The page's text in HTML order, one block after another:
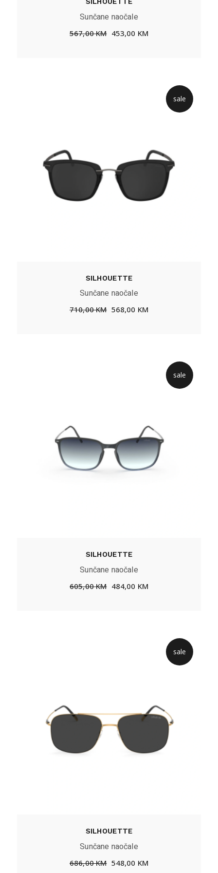
Sunčane naočale
567,00KM 453,00 KM
sale
SILHOUETTE
Sunčane naočale
710,00KM 568,00 KM
sale
SILHOUETTE
Sunčane naočale
605,00KM 484,00 KM
sale
SILHOUETTE
Sunčane naočale
686,00KM 548,00 KM